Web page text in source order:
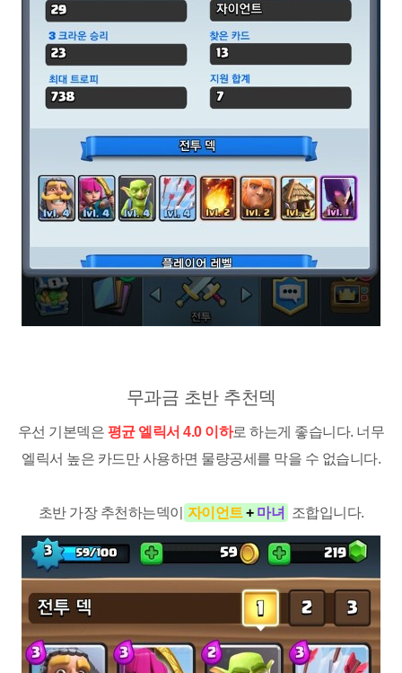
무과금 초반 추천덱
우선 기본덱은 평균 엘릭서 4.0 이하로 하는게 좋습니다. 너무
엘릭서 높은 카드만 사용하면 물량공세를 막을 수 없습니다.
초반 가장 추천하는덱이 자이언트+ 마녀 조합입니다.